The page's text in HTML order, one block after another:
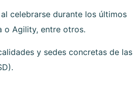
celebrarse durante los últimos
o Agility, entre otros.
y sedes concretas de las